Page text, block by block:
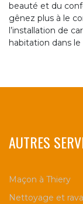
beauté et du
gênez plus à le
l’installation de
habitation dans le
AUTRES
Maçon à Thiery
Nettoyage et